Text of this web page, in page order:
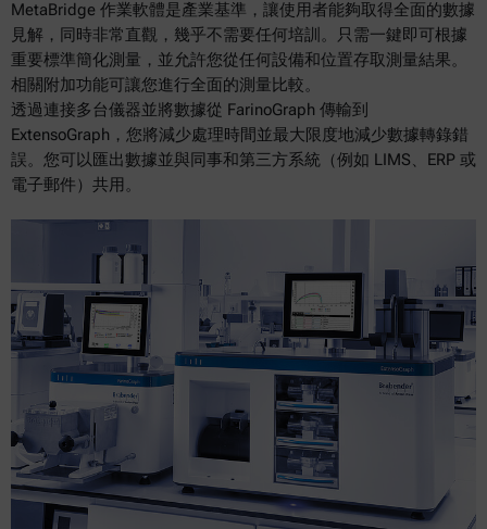
MetaBridge 作業軟體是產業基準，讓使用者能夠取得全面的數據
見解，同時非常直觀，幾乎不需要任何培訓。只需一鍵即可根據
重要標準簡化測量，並允許您從任何設備和位置存取測量結果。
相關附加功能可讓您進行全面的測量比較。
透過連接多台儀器並將數據從 FarinoGraph 傳輸到
ExtensoGraph，您將減少處理時間並最大限度地減少數據轉錄錯
誤。您可以匯出數據並與同事和第三方系統（例如 LIMS、ERP 或
電子郵件）共用。